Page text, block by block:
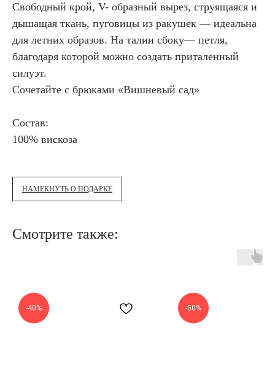
Свободный крой, V- образный вырез, струящаяся и
дышащая ткань, пуговицы из ракушек — идеальна
для летних образов. На талии сбоку— петля,
благодаря которой можно создать приталенный
силуэт.
Сочетайте с брюками «Вишневый сад»
Состав:
100% вискоза
НАМЕКНУТЬ О ПОДАРКЕ
Смотрите также:
-40% -50%